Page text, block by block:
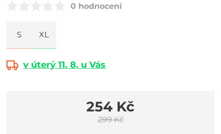
0 hodnocení
S XL
v úterý 11. 8. u Vás
254 Kč
299 Kč